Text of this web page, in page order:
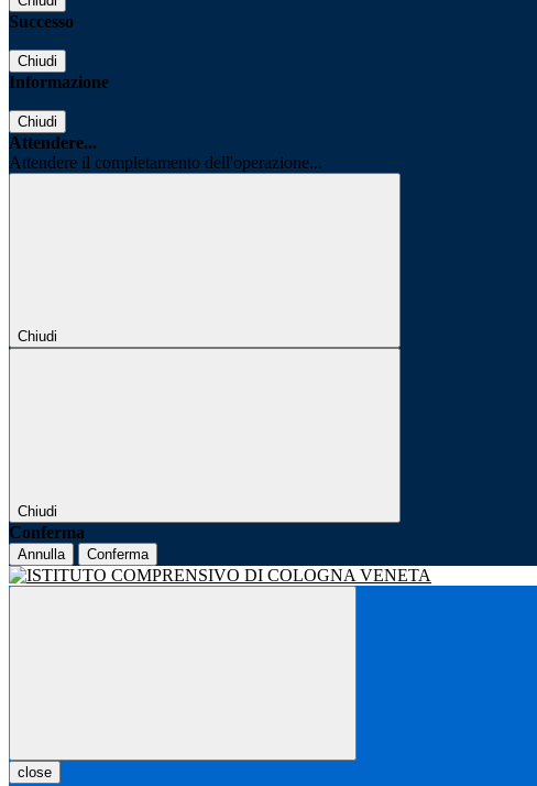
Successo
Chiudi
Informazione
Chiudi
Attendere...
Attendere il completamento dell'operazione...
Chiudi
Chiudi
Conferma
Annulla Conferma
close